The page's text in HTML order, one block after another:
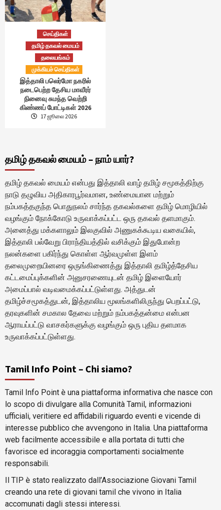
செய்திகள்
தமிழ் தகவல் மையம்
தலையங்கம்
முக்கியச் செய்திகள்
இத்தாலி பலெர்மோ நகரில்
நடைபெற்ற தேசிய மாவீரர்
நினைவு சுமந்த வெற்றி
கிண்ணப் போட்டிகள் 2026
17 ஜூலை 2026
தமிழ் தகவல் மையம் – நாம் யார்?
தமிழ் தகவல் மையம் என்பது இத்தாலி வாழ் தமிழ் சமூகத்திற்கு
நாடு தழுவிய அதிகாரபூர்வமான, உண்மையான மற்றும்
நம்பகத்தகுந்த பொதுநலம் சார்ந்த தகவல்களை தமிழ் மொழியில்
வழங்கும் நோக்கோடு உருவாக்கப்பட்ட ஒரு தகவல் தளமாகும்.
அனைத்து மக்களாலும் இலகுவில் அணுகக்கூடிய வகையில்,
இத்தாலி பல்வேறு பிராந்தியத்தில் வசிக்கும் இதுபோன்ற
நலன்களை பகிர்ந்து கொள்ள ஆர்வமுள்ள இளம்
தலைமுறையினரை ஒருங்கிணைத்து இத்தாலி தமிழ்த்தேசிய
கட்டமைப்புக்களின் அனுசரணையுடன் தமிழ் இளையோர்
அமைப்பால் வடிவமைக்கப்பட்டுள்ளது. அத்துடன்
தமிழ்ச்சமூகத்துடன், இத்தாலிய மூலங்களிலிருந்து பெறப்பட்டு,
தரவுகளின் சமகால தேவை மற்றும் நம்பகத்தன்மை என்பன
ஆராயப்பட்டு வாசகர்களுக்கு வழங்கும் ஒரு புதிய தளமாக
உருவாக்கப்பட்டுள்ளது.
Tamil Info Point – Chi siamo?
Tamil Info Point è una piattaforma informativa che nasce con
lo scopo di divulgare alla Comunità Tamil, informazioni
ufficiali, veritiere ed affidabili riguardo eventi e vicende di
interesse pubblico che avvengono in Italia. Una piattaforma
web facilmente accessibile e alla portata di tutti che
favorisce ed incoraggia comportamenti socialmente
responsabili.
Il TIP è stato realizzato dall’Associazione Giovani Tamil
creando una rete di giovani tamil che vivono in Italia
accomunati dagli stessi interessi.